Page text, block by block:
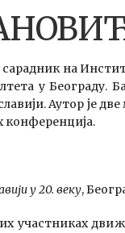
на
у Београду.
Аутор је
конференција.
у 20. веку,
участниках